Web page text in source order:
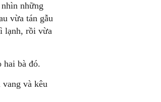
những
vừa tán gẫu
lạnh, rồi vừa
hai bà đó.
và kêu